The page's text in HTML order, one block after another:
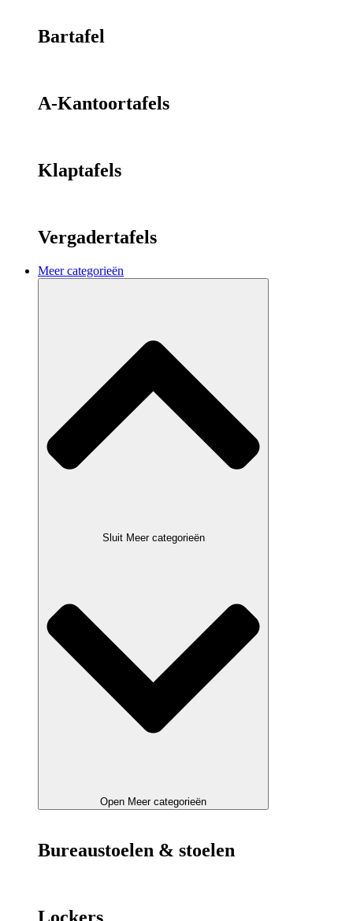
Bartafel
A-Kantoortafels
Klaptafels
Vergadertafels
Meer categorieën
Sluit Meer categorieën
Open Meer categorieën
Bureaustoelen & stoelen
Lockers